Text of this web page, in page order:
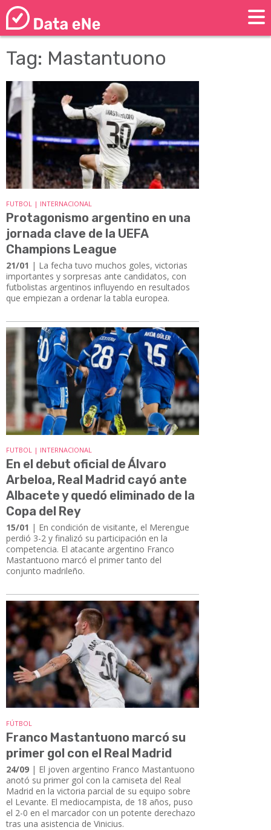
Tag: Mastantuono
FUTBOL | INTERNACIONAL
Protagonismo argentino en una
jornada clave de la UEFA
Champions League
21/01 | La fecha tuvo muchos goles, victorias
importantes y sorpresas ante candidatos, con
futbolistas argentinos influyendo en resultados
que empiezan a ordenar la tabla europea.
FUTBOL | INTERNACIONAL
En el debut oficial de Álvaro
Arbeloa, Real Madrid cayó ante
Albacete y quedó eliminado de la
Copa del Rey
15/01 | En condición de visitante, el Merengue
perdió 3-2 y finalizó su participación en la
competencia. El atacante argentino Franco
Mastantuono marcó el primer tanto del
conjunto madrileño.
FÚTBOL
Franco Mastantuono marcó su
primer gol con el Real Madrid
24/09 | El joven argentino Franco Mastantuono
anotó su primer gol con la camiseta del Real
Madrid en la victoria parcial de su equipo sobre
el Levante. El mediocampista, de 18 años, puso
el 2-0 en el marcador con un potente derechazo
tras una asistencia de Vinicius.